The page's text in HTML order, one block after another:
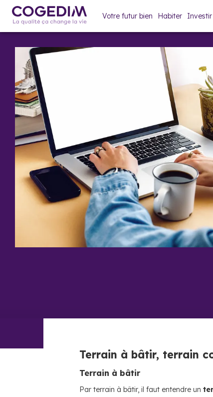
Votre futur bien Habiter Investir
Terrain à bâtir, terrain
Terrain à bâtir
Par terrain à bâtir, il faut entendre un